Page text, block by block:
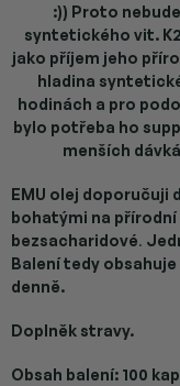
:)) Proto
syntetického vit.
jako příjem jeho
hladina
hodinách a pro
bylo potřeba ho
menších
EMU olej doporučuji
bohatými na
bezsacharidové.
Balení tedy
denně.
Doplněk stravy.
Obsah balení: 100